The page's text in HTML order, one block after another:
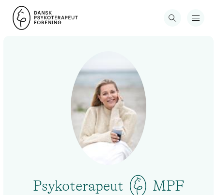
Psykoterapeut
MPF